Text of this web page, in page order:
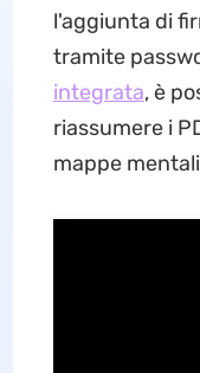
l'aggiunta di
tramite
integrata, è
riassumere i
mappe